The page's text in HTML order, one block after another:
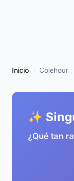
Inicio Colehour
✨
¿Qué tan